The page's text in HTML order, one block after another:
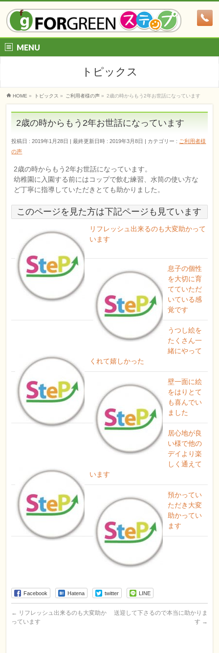
MENU
トピックス
HOME » トピックス » ご利用者様の声 » 2歳の時からもう2年お世話になっています
2歳の時からもう2年お世話になっています
投稿日 : 2019年1月28日 最終更新日時 : 2019年3月8日 カテゴリー : ご利用者様
の声
2歳の時からもう2年お世話になっています。
幼稚園に入園する前にはコップで飲む練習、水筒の使い方な
ど丁寧に指導していただきとても助かりました。
このページを見た方は下記ページも見ています
リフレッシュ出来るのも大変助かって
います
息子の個性
を大切に育
てていただ
いている感
覚です
うつし絵を
たくさん一
緒にやって
くれて嬉しかった
壁一面に絵
をはりとて
も喜んでい
ました
居心地が良
い様で他の
デイより楽
しく通えて
います
預かってい
ただき大変
助かってい
ます
Facebook Hatena twitter LINE
← リフレッシュ出来るのも大変助か
っています
送迎して下さるので本当に助かりま
す →